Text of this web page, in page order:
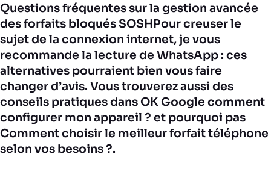
Questions fréquentes sur la gestion avancée
des forfaits bloqués SOSHPour creuser le
sujet de la connexion internet, je vous
recommande la lecture de WhatsApp : ces
alternatives pourraient bien vous faire
changer d’avis. Vous trouverez aussi des
conseils pratiques dans OK Google comment
configurer mon appareil ? et pourquoi pas
Comment choisir le meilleur forfait téléphone
selon vos besoins ?.